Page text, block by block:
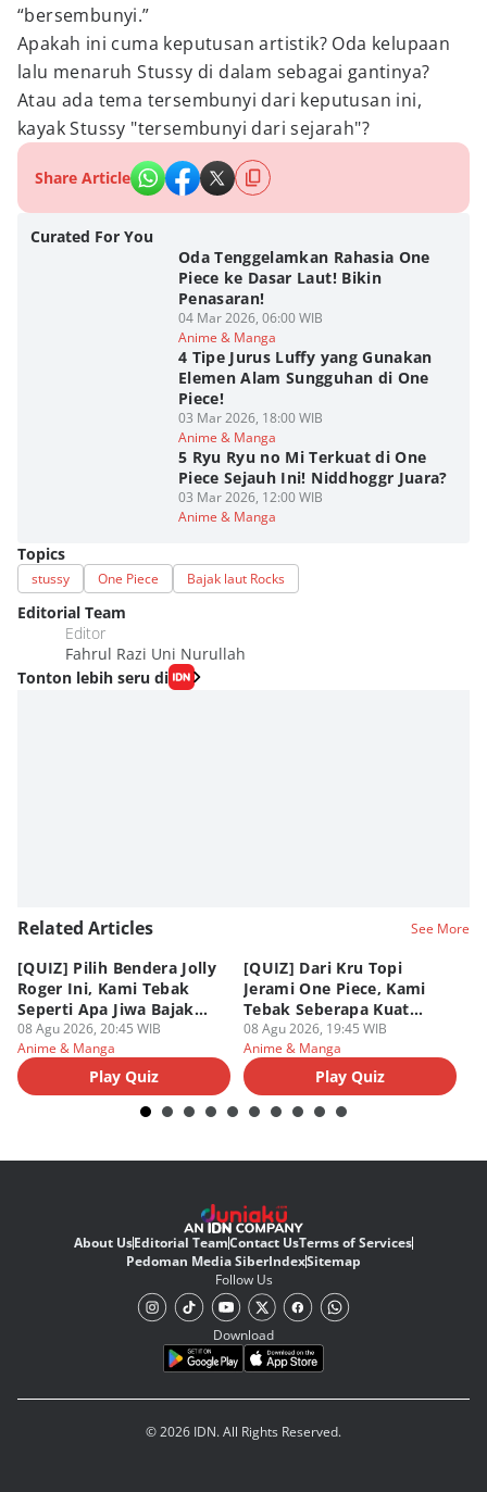
“bersembunyi.”
Apakah ini cuma keputusan artistik? Oda kelupaan
lalu menaruh Stussy di dalam sebagai gantinya?
Atau ada tema tersembunyi dari keputusan ini,
kayak Stussy "tersembunyi dari sejarah"?
Share Article
Curated For You
Oda Tenggelamkan Rahasia One
Piece ke Dasar Laut! Bikin
Penasaran!
04 Mar 2026, 06:00 WIB
Anime & Manga
4 Tipe Jurus Luffy yang Gunakan
Elemen Alam Sungguhan di One
Piece!
03 Mar 2026, 18:00 WIB
Anime & Manga
5 Ryu Ryu no Mi Terkuat di One
Piece Sejauh Ini! Niddhoggr Juara?
03 Mar 2026, 12:00 WIB
Anime & Manga
Topics
stussy One Piece Bajak laut Rocks
Editorial Team
Editor
Fahrul Razi Uni Nurullah
Tonton lebih seru di
Related Articles See More
[QUIZ] Pilih Bendera Jolly
Roger Ini, Kami Tebak
Seperti Apa Jiwa Bajak
Laut Dalam Dirimu
08 Agu 2026, 20:45 WIB
Anime & Manga
Play Quiz
[QUIZ] Dari Kru Topi
Jerami One Piece, Kami
Tebak Seberapa Kuat
Mentalmu
08 Agu 2026, 19:45 WIB
Anime & Manga
Play Quiz
About UsEditorial TeamContact UsTerms of Services
Pedoman Media SiberIndexSitemap
Follow Us
Download
© 2026 IDN. All Rights Reserved.